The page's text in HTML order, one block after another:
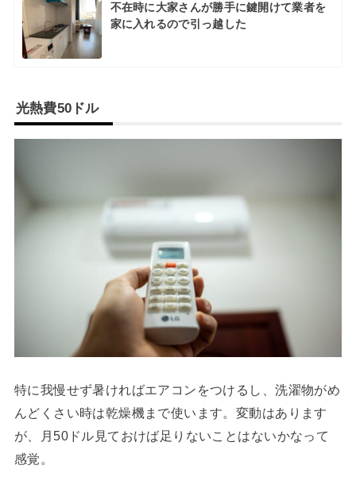
不在時に大家さんが勝手に鍵開けて業者を
家に入れるので引っ越した
光熱費50ドル
特に我慢せず暑ければエアコンをつけるし、洗濯物がめ
んどくさい時は乾燥機まで使います。変動はあります
が、月50ドル見ておけば足りないことはないかなって
感覚。